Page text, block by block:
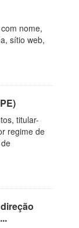
nome,
sítio web,
titular-
regime de